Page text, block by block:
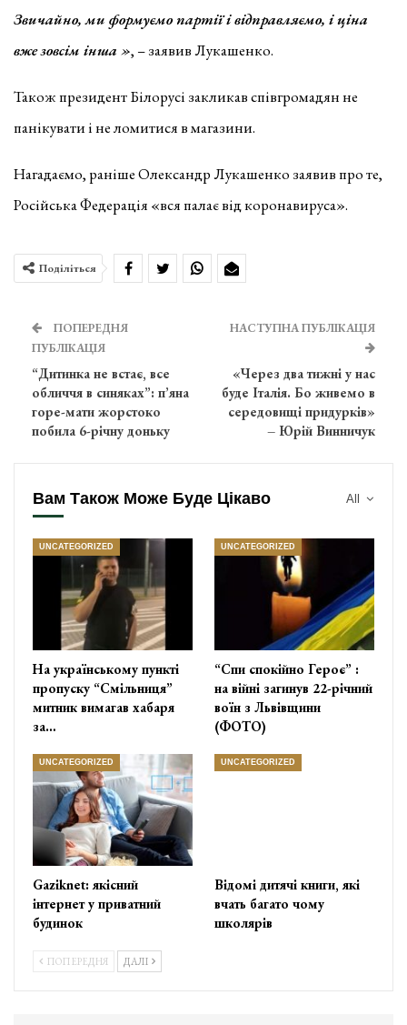
Звичайно, ми формуємо партії і відправляємо, і ціна
вже зовсім інша », – заявив Лукашенко.
Також президент Білорусі закликав співгромадян не
панікувати і не ломитися в магазини.
Нагадаємо, раніше Олександр Лукашенко заявив про те,
Російська Федерація «вся палає від коронавируса».
Поділіться
ПОПЕРЕДНЯ
ПУБЛІКАЦІЯ
“Дитинка не встає, все
обличчя в синяках”: п’яна
горе-мати жорстоко
побила 6-річну доньку
НАСТУПНА ПУБЛІКАЦІЯ
«Через два тижні у нас
буде Італія. Бо живемо в
середовищі придурків»
– Юрій Винничук
All
Вам Також Може Буде Цікаво
UNCATEGORIZED
На українському пункті
пропуску “Смільниця”
митник вимагав хабаря
за…
UNCATEGORIZED
“Спи спокійно Героє” :
на війні загинув 22-річний
воїн з Львівщини
(ФОТО)
UNCATEGORIZED
Gaziknet: якісний
інтернет у приватний
будинок
UNCATEGORIZED
Відомі дитячі книги, які
вчать багато чому
школярів
ПОПЕРЕДНЯ ДАЛІ